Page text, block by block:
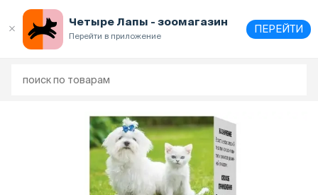
Четыре Лапы - зоомагазин
Перейти в приложение
ПЕРЕЙТИ